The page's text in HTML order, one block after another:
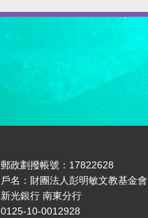
郵政劃撥帳號：17822628
戶名：財團法人彭明敏文教基金會
新光銀行 南東分行
0125-10-0012928